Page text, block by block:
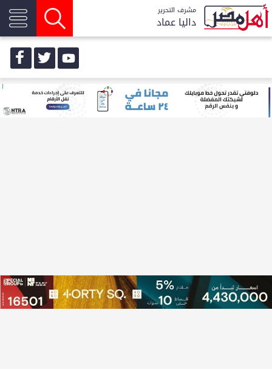
مشرف التحرير
داليا عماد